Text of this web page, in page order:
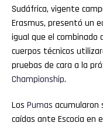
Sudáfrica, vigente
Erasmus, presentó un
igual que el combinado
cuerpos técnicos
pruebas de cara a la
Championship.
Los Pumas acumularon
caídas ante Escocia en